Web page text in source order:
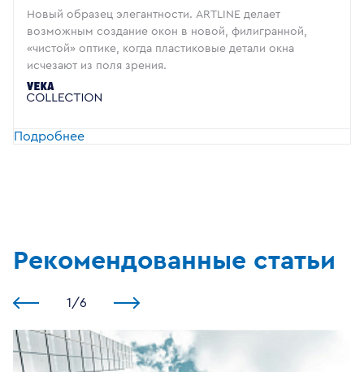
Новый образец элегантности. ARTLINE делает
возможным создание окон в новой, филигранной,
«чистой» оптике, когда пластиковые детали окна
исчезают из поля зрения.
Подробнее
Рекомендованные статьи
1 /6